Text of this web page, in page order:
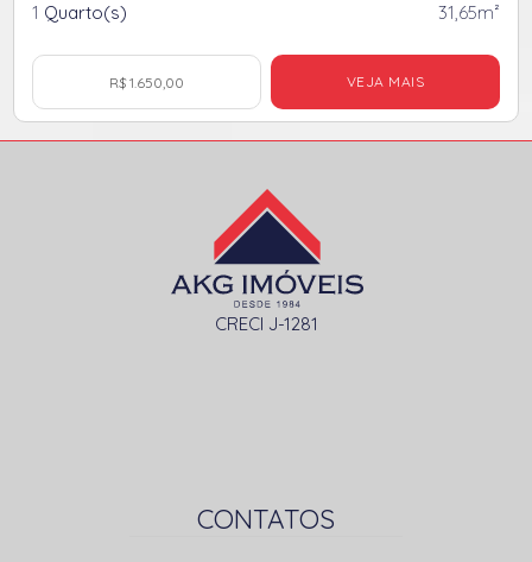
1 Quarto(s) 31,65m²
R$ 1.650,00 VEJA MAIS
CRECI J-1281
CONTATOS